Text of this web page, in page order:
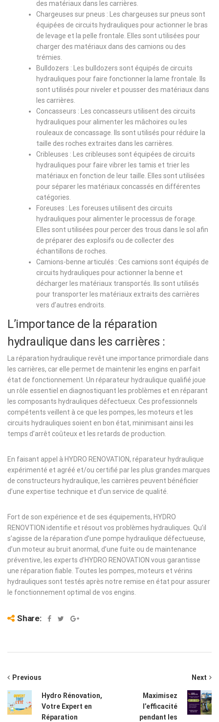
des matériaux dans les carrières.
Chargeuses sur pneus : Les chargeuses sur pneus sont
équipées de circuits hydrauliques pour actionner le bras
de levage et la pelle frontale. Elles sont utilisées pour
charger des matériaux dans des camions ou des
trémies.
Bulldozers : Les bulldozers sont équipés de circuits
hydrauliques pour faire fonctionner la lame frontale. Ils
sont utilisés pour niveler et pousser des matériaux dans
les carrières.
Concasseurs : Les concasseurs utilisent des circuits
hydrauliques pour alimenter les mâchoires ou les
rouleaux de concassage. Ils sont utilisés pour réduire la
taille des roches extraites dans les carrières.
Cribleuses : Les cribleuses sont équipées de circuits
hydrauliques pour faire vibrer les tamis et trier les
matériaux en fonction de leur taille. Elles sont utilisées
pour séparer les matériaux concassés en différentes
catégories.
Foreuses : Les foreuses utilisent des circuits
hydrauliques pour alimenter le processus de forage.
Elles sont utilisées pour percer des trous dans le sol afin
de préparer des explosifs ou de collecter des
échantillons de roches.
Camions-benne articulés : Ces camions sont équipés de
circuits hydrauliques pour actionner la benne et
décharger les matériaux transportés. Ils sont utilisés
pour transporter les matériaux extraits des carrières
vers d’autres endroits.
L’importance de la réparation
hydraulique dans les carrières :
La réparation hydraulique revêt une importance primordiale dans
les carrières, car elle permet de maintenir les engins en parfait
état de fonctionnement. Un réparateur hydraulique qualifié joue
un rôle essentiel en diagnostiquant les problèmes et en réparant
les composants hydrauliques défectueux. Ces professionnels
compétents veillent à ce que les pompes, les moteurs et les
circuits hydrauliques soient en bon état, minimisant ainsi les
temps d’arrêt coûteux et les retards de production.
En faisant appel à HYDRO RENOVATION, réparateur hydraulique
expérimenté et agréé et/ou certifié par les plus grandes marques
de constructeurs hydraulique, les carrières peuvent bénéficier
d’une expertise technique et d’un service de qualité.
Fort de son expérience et de ses équipements, HYDRO
RENOVTION identifie et résout vos problèmes hydrauliques. Qu’il
s’agisse de la réparation d’une pompe hydraulique défectueuse,
d’un moteur au bruit anormal, d’une fuite ou de maintenance
préventive, les experts d’HYDRO RENOVATION vous garantisse
une réparation fiable. Toutes les pompes, moteurs et vérins
hydrauliques sont testés après notre remise en état pour assurer
le fonctionnement optimal de vos engins.
Share:
Previous
Hydro Rénovation,
Votre Expert en
Réparation
Next
Maximisez
l’efficacité
pendant les